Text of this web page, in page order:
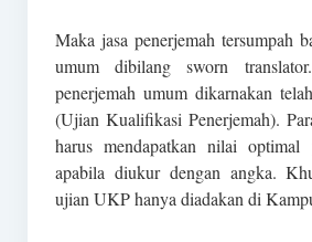
Maka jasa penerjemah tersumpah
umum dibilang sworn
penerjemah umum dikarnakan
(Ujian Kualifikasi Penerjemah).
harus mendapatkan nilai
apabila diukur dengan angka.
ujian UKP hanya diadakan di